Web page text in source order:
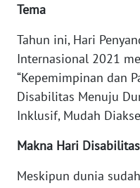
Tema
Tahun ini, Hari
Internasional 2021
“Kepemimpinan dan
Disabilitas Menuju
Inklusif, Mudah
Makna Hari
Meskipun dunia
RIAU
WN
SERAMBI
WN
JAMBI
WN